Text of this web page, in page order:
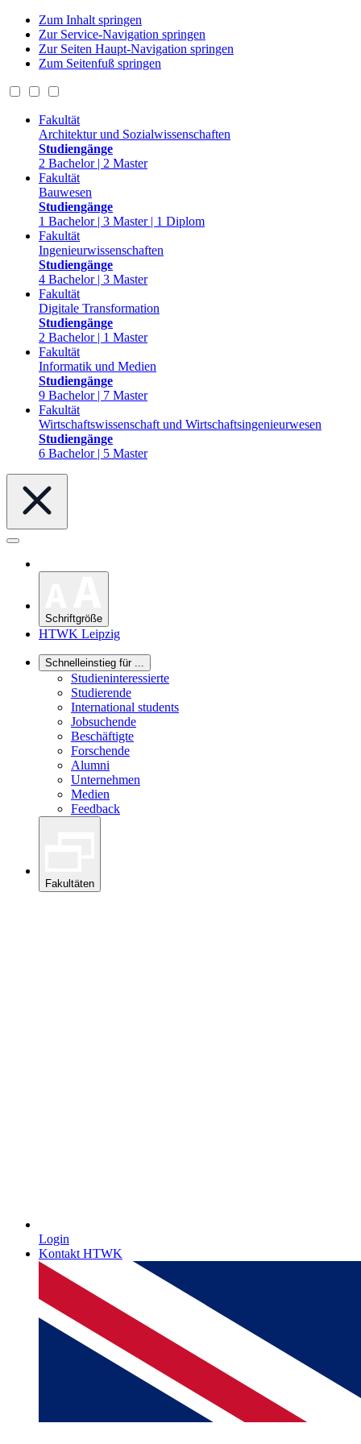
Zum Inhalt springen
Zur Service-Navigation springen
Zur Seiten Haupt-Navigation springen
Zum Seitenfuß springen
Fakultät
Architektur und Sozialwissenschaften
Studiengänge
2 Bachelor | 2 Master
Fakultät
Bauwesen
Studiengänge
1 Bachelor | 3 Master | 1 Diplom
Fakultät
Ingenieurwissenschaften
Studiengänge
4 Bachelor | 3 Master
Fakultät
Digitale Transformation
Studiengänge
2 Bachelor | 1 Master
Fakultät
Informatik und Medien
Studiengänge
9 Bachelor | 7 Master
Fakultät
Wirtschaftswissenschaft und Wirtschaftsingenieurwesen
Studiengänge
6 Bachelor | 5 Master
Schriftgröße
HTWK Leipzig
Schnelleinstieg für ...
Studieninteressierte
Studierende
International students
Jobsuchende
Beschäftigte
Forschende
Alumni
Unternehmen
Medien
Feedback
Fakultäten
Login
Kontakt HTWK